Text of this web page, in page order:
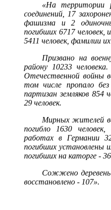
«На территории
соединений, 17
фашизма и 2
погибших 6717 человек,
5411 человек, фамилии
Призвано на
району 10233
Отечественной войны
том числе пропало
партизан земляков 854
29 человек.
Мирных жителей
погибло 1630
работах в Германии
погибших установлены
погибших на каторге - 36
Сожжено
восстановлено - 107».